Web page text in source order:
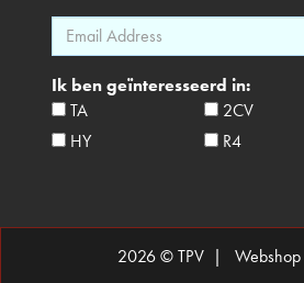
Ik ben geïnteresseerd in:
TA
2CV
HY
R4
2026 © TPV |